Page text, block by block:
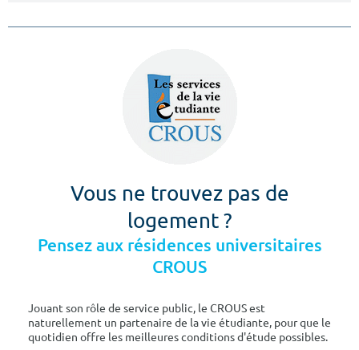
Vous ne trouvez pas de
logement ?
Pensez aux résidences universitaires
CROUS
Jouant son rôle de service public, le CROUS est
naturellement un partenaire de la vie étudiante, pour que le
quotidien offre les meilleures conditions d'étude possibles.